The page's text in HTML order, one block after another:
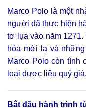
Marco Polo là một
người đã thực hiện
tơ lụa vào năm
hóa mới lạ và
Marco Polo còn tình
loại dược liệu quý giá.
Bắt đầu hành trình